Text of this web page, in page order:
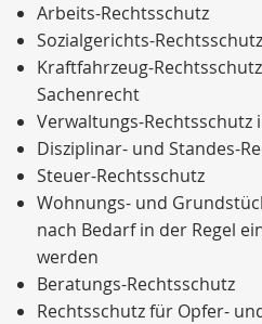
Arbeits-Rechtsschutz
Sozialgerichts-Rechtsschutz
Kraftfahrzeug-
Sachenrecht
Verwaltungs-Rechtsschutz
Disziplinar- und Standes-
Steuer-Rechtsschutz
Wohnungs- und
nach Bedarf in der Regel
werden
Beratungs-Rechtsschutz
Rechtsschutz für Opfer-